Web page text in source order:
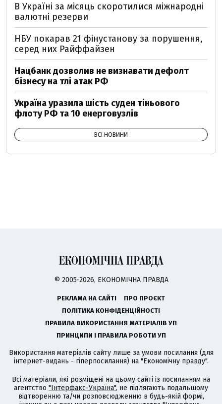
В Україні за місяць скоротилися міжнародні
валютні резерви
НБУ покарав 21 фінустанову за порушення,
серед них Райффайзен
Нацбанк дозволив не визнавати дефолт
бізнесу на тлі атак РФ
Україна уразила шість суден тіньового
флоту РФ та 10 енерговузлів
ВСІ НОВИНИ
© 2005-2026, ЕКОНОМІЧНА ПРАВДА
РЕКЛАМА НА САЙТІ
ПРО ПРОЄКТ
ПОЛІТИКА КОНФІДЕНЦІЙНОСТІ
ПРАВИЛА ВИКОРИСТАННЯ МАТЕРІАЛІВ УП
ПРИНЦИПИ І ПРАВИЛА РОБОТИ УП
Використання матеріалів сайту лише за умови посилання (для
інтернет-видань - гіперпосилання) на "Економічну правду".
Всі матеріали, які розміщені на цьому сайті із посиланням на
агентство "Інтерфакс-Україна", не підлягають подальшому
відтворенню та/чи розповсюдженню в будь-якій формі,